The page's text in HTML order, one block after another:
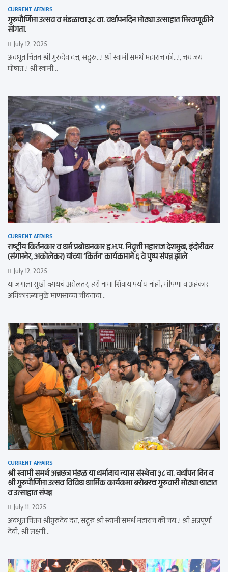
CURRENT AFFAIRS
गुरुपौर्णिमा उत्सव व मंडळाचा ३८ वा. वर्धापनदिन मोठ्या उत्साहात मिरवणूकीने
सांगता.
July 12, 2025
अवधूत चिंतन श्री गुरुदेव दत्त, सद्गुरू…! श्री स्वामी समर्थ महाराज की…!, जय जय
घोषात..! श्री स्वामी…
CURRENT AFFAIRS
राष्ट्रीय किर्तनकार व धर्म प्रबोधनकार ह.भ.प. निवृत्ती महाराज देशमुख, इंदोरीकर
(संगमनेर, अकोलेकर) यांच्या ‘किर्तन’ कार्यक्रमाने ६ वे पुष्प संपन्न झाले
July 12, 2025
या जगाला सुखी व्हायचं असेलतर, हरी नामा शिवाय पर्याय नांही, मीपणा व अहंकार
अंगिकारल्यामुळे माणसाच्या जीवनाचा…
CURRENT AFFAIRS
श्री स्वामी समर्थ अन्नछत्र मंडळ या धर्मादाय न्यास संस्थेचा ३८ वा. वर्धापन दिन व
श्री गुरुपौर्णिमा उत्सव विविध धार्मिक कार्यक्रमा बरोबरच गुरुवारी मोठ्या थाटात
व उत्साहात संपन्न
July 11, 2025
अवधूत चिंतन श्रीगुरुदेव दत्त, सद्गुरु श्री स्वामी समर्थ महाराज की जय..! श्री अन्नपूर्णा
देवी, श्री लक्ष्मी…